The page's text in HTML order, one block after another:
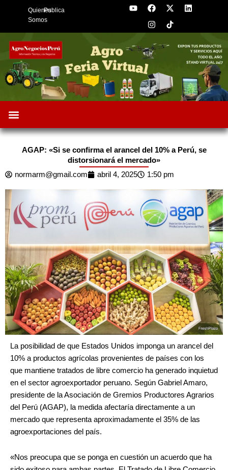
Quienes
Somos
Publica
Y
o
b
e
F
a
c
e
o
o
k
X
-
t
w
t
L
i
d
n
I
n
s
t
g
r
a
AGAP: «Si se confirma el arancel del 10% a Perú, se
distorsionará el mercado»
normarm@gmail.com
abril 4, 2025 1:50 pm
La posibilidad de que Estados Unidos imponga un arancel del
10% a productos agrícolas provenientes de países con los
que mantiene tratados de libre comercio ha generado inquietud
en el sector agroexportador peruano. Según Gabriel Amaro,
presidente de la Asociación de Gremios Productores Agrarios
del Perú (AGAP), la medida afectaría directamente a un
mercado que representa aproximadamente el 35% de las
agroexportaciones del país.
«Nos preocupa que se ponga en cuestión un acuerdo que ha